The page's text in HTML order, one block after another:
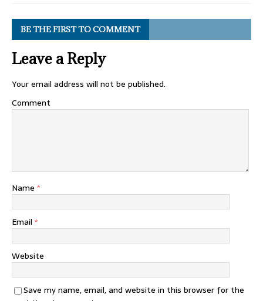
BE THE FIRST TO COMMENT
Leave a Reply
Your email address will not be published.
Comment
Name *
Email *
Website
Save my name, email, and website in this browser for the